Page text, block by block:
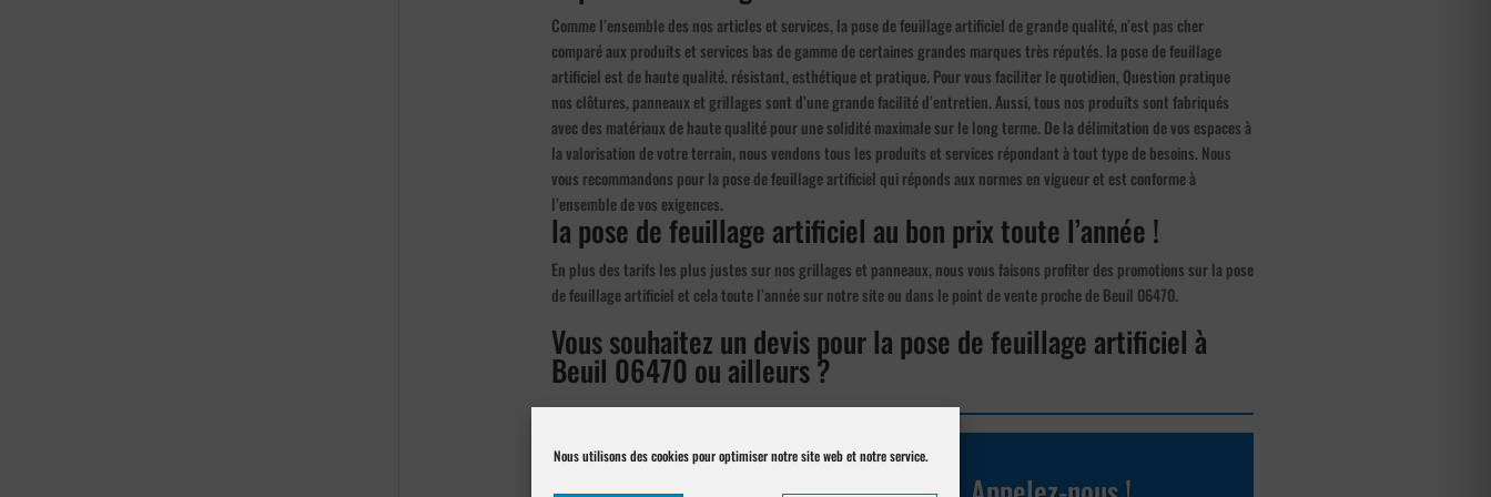
Nous utilisons des cookies pour optimiser notre site web et notre service.
Comme l’ensemble des nos articles et services, la pose de feuillage artificiel de grande qualité, n’est pas cher
comparé aux produits et services bas de gamme de certaines grandes marques très réputés. la pose de feuillage
artificiel est de haute qualité. résistant, esthétique et pratique. Pour vous faciliter le quotidien, Question pratique
nos clôtures, panneaux et grillages sont d’une grande facilité d’entretien. Aussi, tous nos produits sont fabriqués
avec des matériaux de haute qualité pour une solidité maximale sur le long terme. De la délimitation de vos espaces à
la valorisation de votre terrain, nous vendons tous les produits et services répondant à tout type de besoins. Nous
vous recommandons pour la pose de feuillage artificiel qui réponds aux normes en vigueur et est conforme à
l’ensemble de vos exigences.
la pose de feuillage artificiel au bon prix toute l’année !
En plus des tarifs les plus justes sur nos grillages et panneaux, nous vous faisons profiter des promotions sur la pose
de feuillage artificiel et cela toute l’année sur notre site ou dans le point de vente proche de Beuil 06470.
Vous souhaitez un devis pour la pose de feuillage artificiel à
Beuil 06470 ou ailleurs ?
Réalisez votre demande de
devis en ligne